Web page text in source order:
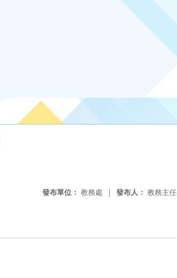
發布人： 教務主任
發布單位： 教務處 |